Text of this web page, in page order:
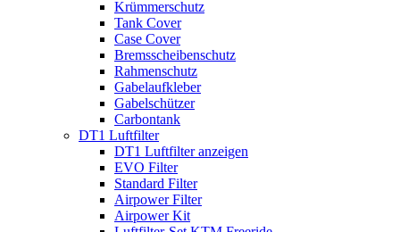
Krümmerschutz
Tank Cover
Case Cover
Bremsscheibenschutz
Rahmenschutz
Gabelaufkleber
Gabelschützer
Carbontank
DT1 Luftfilter
DT1 Luftfilter anzeigen
EVO Filter
Standard Filter
Airpower Filter
Airpower Kit